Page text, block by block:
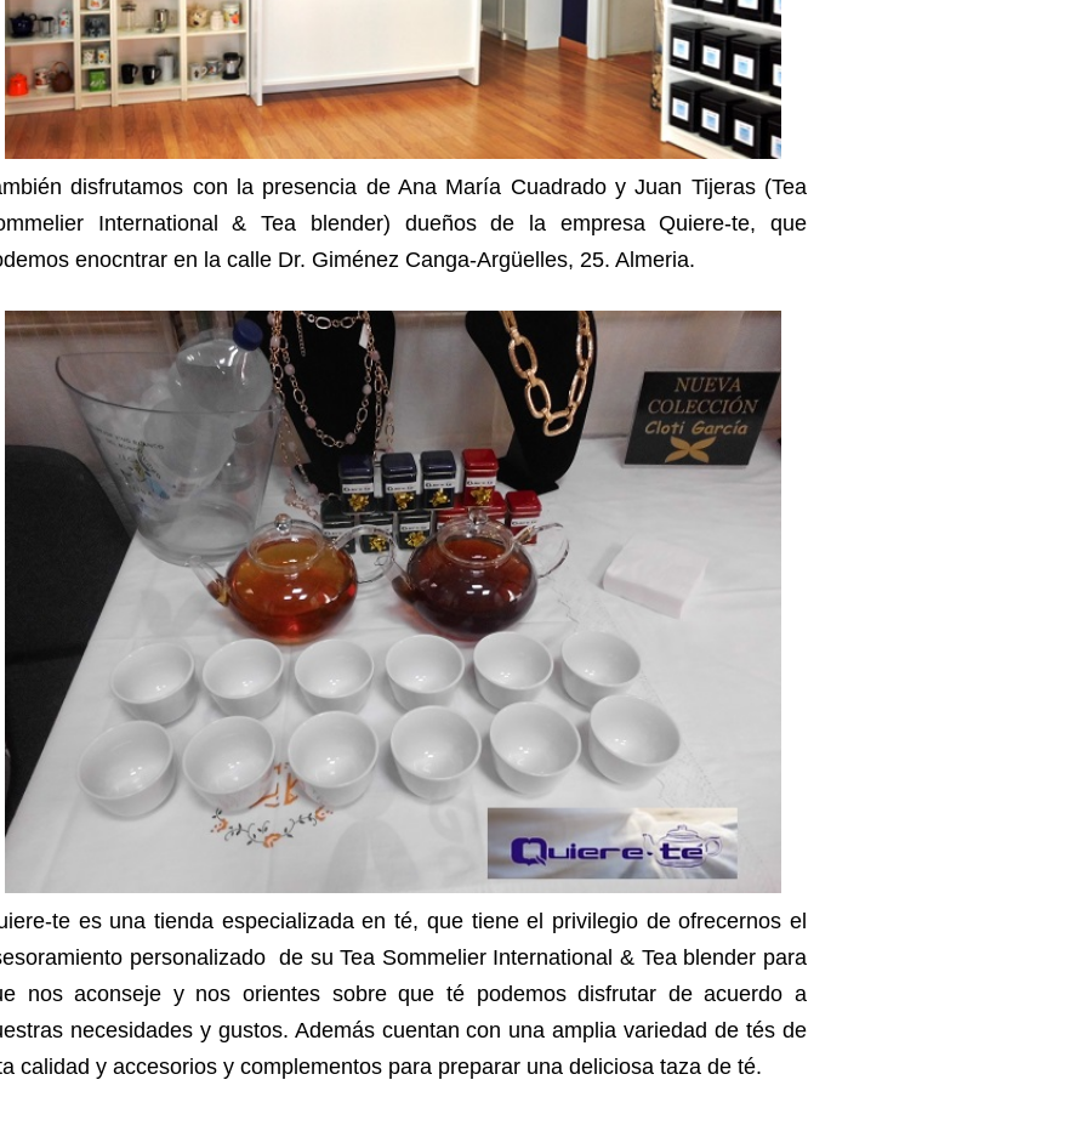
disfrutamos con la presencia de Ana María Cuadrado y Juan Tijeras (Tea
International & Tea blender) dueños de la empresa Quiere-te, que
enocntrar en la calle Dr. Giménez Canga-Argüelles, 25. Almeria.
te es una tienda especializada en té, que tiene el privilegio de ofrecernos el
personalizado de su Tea Sommelier International & Tea blender para
nos aconseje y nos orientes sobre que té podemos disfrutar de acuerdo a
necesidades y gustos. Además cuentan con una amplia variedad de tés de
calidad y accesorios y complementos para preparar una deliciosa taza de té.